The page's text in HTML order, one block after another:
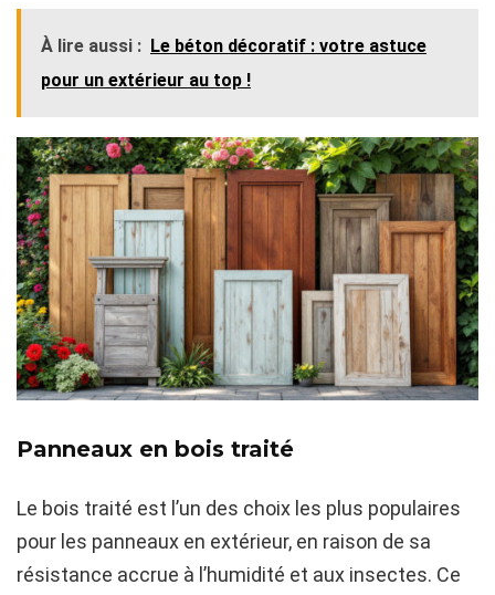
À lire aussi : Le béton décoratif : votre astuce
pour un extérieur au top !
Panneaux en bois traité
Le bois traité est l’un des choix les plus populaires
pour les panneaux en extérieur, en raison de sa
résistance accrue à l’humidité et aux insectes. Ce